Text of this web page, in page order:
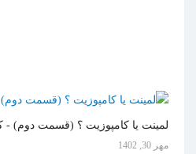
لمینت یا کامپوزیت ؟ (قسمت دوم) -
مهر 30, 1402